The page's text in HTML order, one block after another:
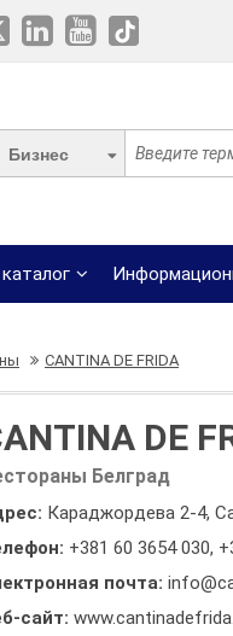
Бизнес
CANTINA DE FRIDA
DE
Белград
Караджордева 2-4,
+381 60 3654 030,
почта:
сайт: